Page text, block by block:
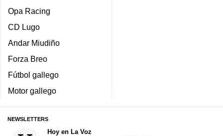
Opa Racing
CD Lugo
Andar Miudiño
Forza Breo
Fútbol gallego
Motor gallego
NEWSLETTERS
Hoy en La Voz